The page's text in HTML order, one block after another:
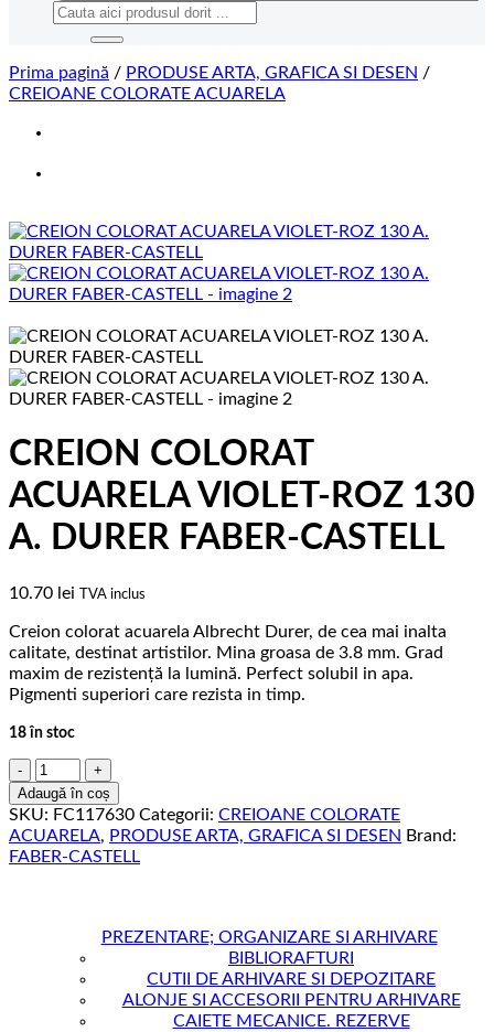
Caută
Prima pagină / PRODUSE ARTA, GRAFICA SI DESEN /
CREIOANE COLORATE ACUARELA
CREION COLORAT
ACUARELA VIOLET-ROZ 130
A. DURER FABER-CASTELL
10.70 lei TVA inclus
Creion colorat acuarela Albrecht Durer, de cea mai inalta
calitate, destinat artistilor. Mina groasa de 3.8 mm. Grad
maxim de rezistență la lumină. Perfect solubil in apa.
Pigmenti superiori care rezista in timp.
18 în stoc
Cantitate
CREION
COLORAT
ACUARELA
VIOLET-
FABER-
CASTELL
Adaugă în coș
SKU: FC117630 Categorii: CREIOANE COLORATE
ACUARELA, PRODUSE ARTA, GRAFICA SI DESEN Brand:
FABER-CASTELL
PREZENTARE; ORGANIZARE SI ARHIVARE
BIBLIORAFTURI
CUTII DE ARHIVARE SI DEPOZITARE
ALONJE SI ACCESORII PENTRU ARHIVARE
CAIETE MECANICE. REZERVE